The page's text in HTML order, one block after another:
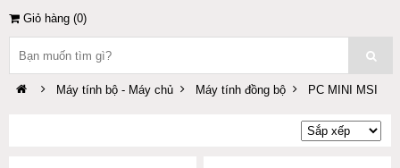
Giỏ hàng (0)
Máy tính bộ - Máy chủ Máy tính đồng bộ PC MINI MSI